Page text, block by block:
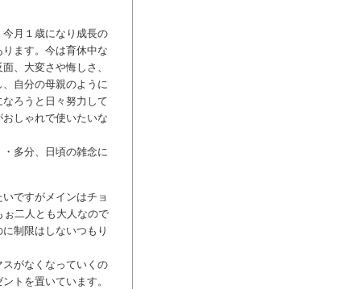
月１歳になり成長の
ます。今は育休中な
、大変さや悔しさ、
自分の母親のように
ろうと日々努力して
しゃれで使いたいな
多分、日頃の雑念に
ですがメインはチョ
ぉ二人とも大人なので
制限はしないつもり
がなくなっていくの
トを置いています。